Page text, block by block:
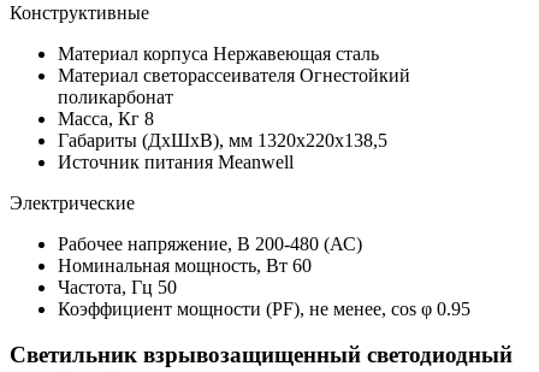
Конструктивные
Материал корпуса Нержавеющая сталь
Материал светорассеивателя Огнестойкий
поликарбонат
Масса, Кг 8
Габариты (ДхШхВ), мм 1320х220х138,5
Источник питания Meanwell
Электрические
Рабочее напряжение, В 200-480 (АС)
Номинальная мощность, Вт 60
Частота, Гц 50
Коэффициент мощности (PF), не менее, cos φ 0.95
Светильник взрывозащищенный светодиодный